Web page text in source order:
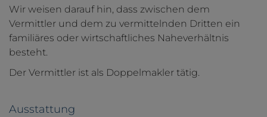
Wir weisen darauf hin, dass zwischen dem
Vermittler und dem zu vermittelnden Dritten ein
familiäres oder wirtschaftliches Naheverhältnis
besteht.
Der Vermittler ist als Doppelmakler tätig.
Ausstattung